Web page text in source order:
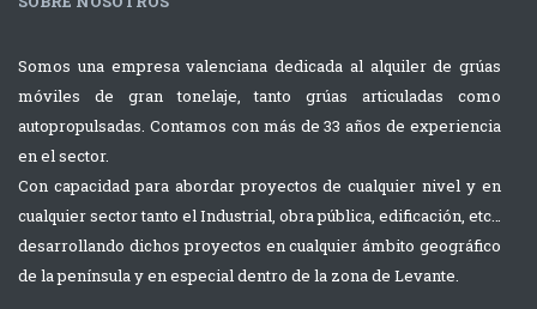
Descarga y
prensa con dos
grúas
Autopropulsadas
Liebherr
Acondicionado
con grúa de
220tns Terex
Explorer 5800
Montaje de
Carga de
Somos una empresa valenciana dedicada al alquiler de grúas
móviles de gran tonelaje, tanto grúas articuladas como
autopropulsadas. Contamos con más de 33 años de experiencia
en el sector.
Con capacidad para abordar proyectos de cualquier nivel y en
cualquier sector tanto el Industrial, obra pública, edificación, etc…
desarrollando dichos proyectos en cualquier ámbito geográfico
de la península y en especial dentro de la zona de Levante.